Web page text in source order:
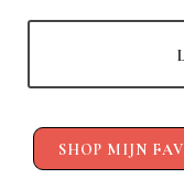
SHOP MIJN